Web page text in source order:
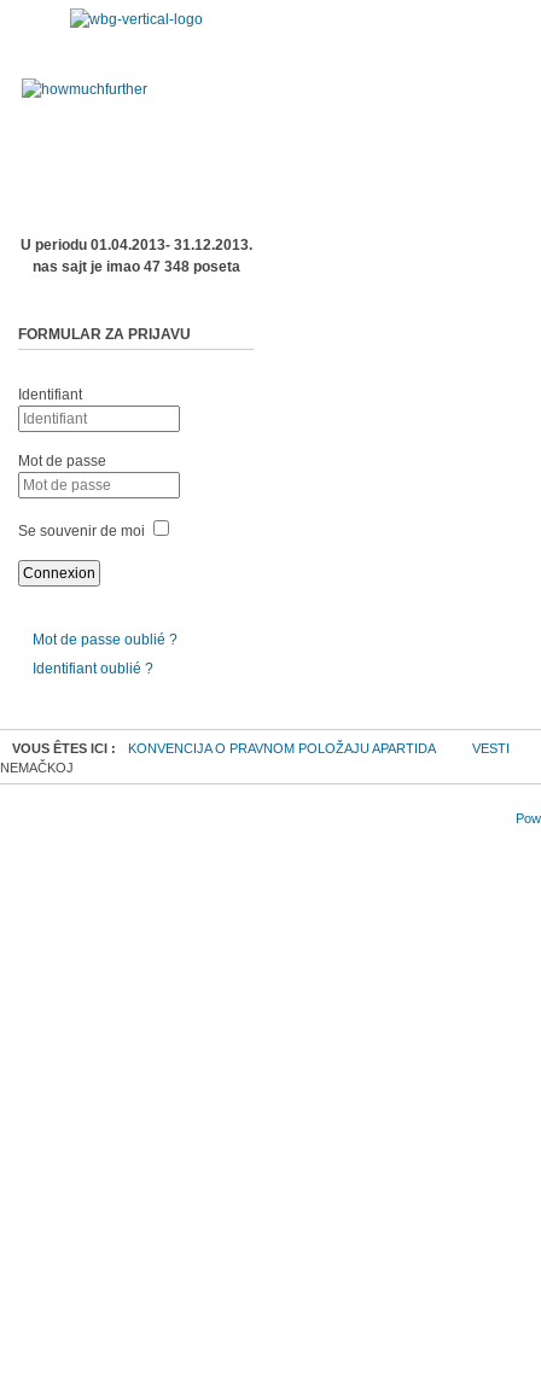
U periodu 01.04.2013- 31.12.2013.
nas sajt je imao 47 348 poseta
FORMULAR ZA PRIJAVU
Identifiant
Mot de passe
Se souvenir de moi
Mot de passe oublié ?
Identifiant oublié ?
VOUS ÊTES ICI : KONVENCIJA O PRAVNOM POLOŽAJU APARTIDA VESTI
NEMAČKOJ